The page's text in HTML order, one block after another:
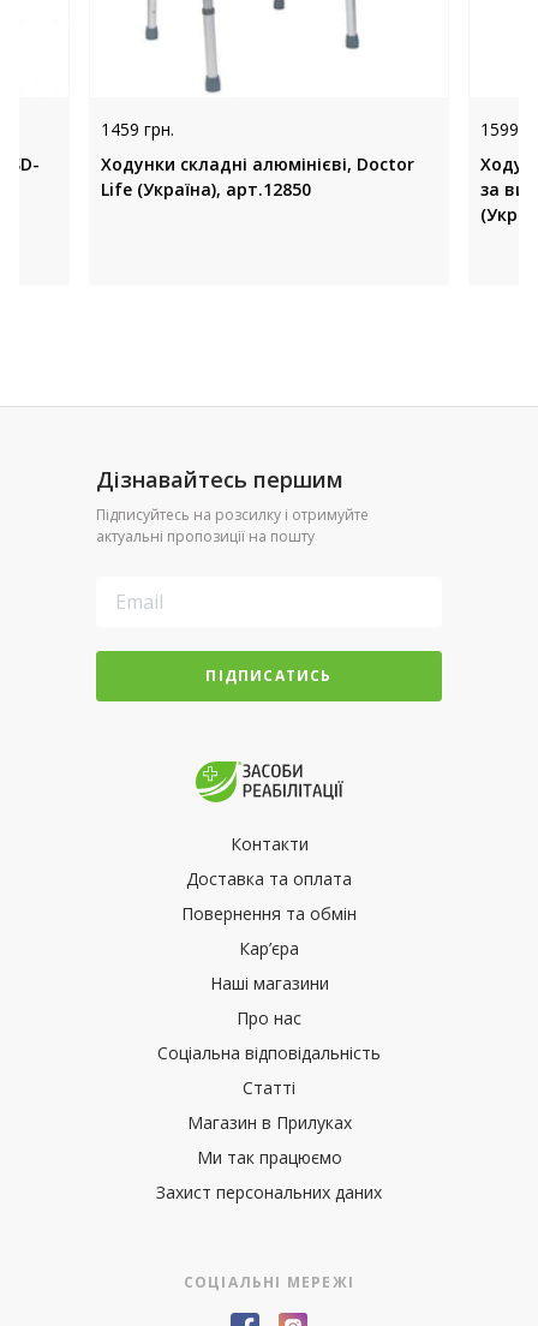
1459 грн.
Ходунки складні алюмінієві, Doctor
Life (Україна), арт.12850
1599
за
Дізнавайтесь першим
Підписуйтесь на розсилку і отримуйте
актуальні пропозиції на пошту
ПІДПИСАТИСЬ
Контакти
Доставка та оплата
Повернення та обмін
Кар’єра
Наші магазини
Про нас
Соціальна відповідальність
Статті
Магазин в Прилуках
Ми так працюємо
Захист персональних даних
СОЦІАЛЬНІ МЕРЕЖІ